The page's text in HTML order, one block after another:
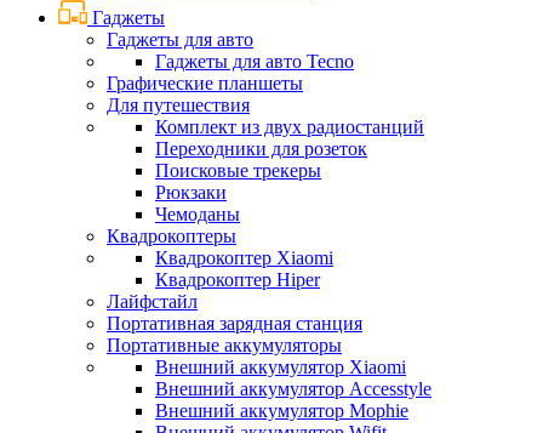
Гаджеты
Гаджеты для авто
Гаджеты для авто Tecno
Графические планшеты
Для путешествия
Комплект из двух радиостанций
Переходники для розеток
Поисковые трекеры
Рюкзаки
Чемоданы
Квадрокоптеры
Квадрокоптер Xiaomi
Квадрокоптер Hiper
Лайфстайл
Портативная зарядная станция
Портативные аккумуляторы
Внешний аккумулятор Xiaomi
Внешний аккумулятор Accesstyle
Внешний аккумулятор Mophie